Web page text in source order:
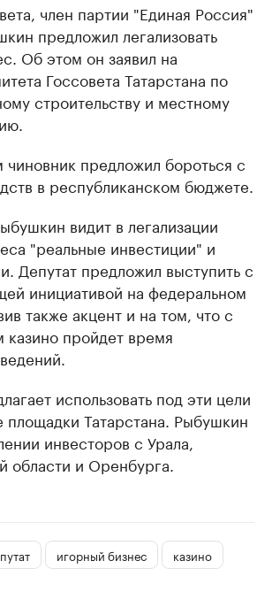
член партии "Единая Россия"
предложил легализовать
Об этом он заявил на
Госсовета Татарстана по
строительству и местному
чиновник предложил бороться с
в республиканском бюджете.
видит в легализации
"реальные инвестиции" и
Депутат предложил выступить с
инициативой на федеральном
также акцент и на том, что с
казино пройдет время
использовать под эти цели
площадки Татарстана. Рыбушкин
инвесторов с Урала,
области и Оренбурга.
игорный бизнес казино